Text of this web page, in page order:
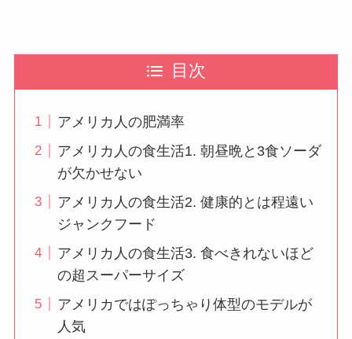
目次
アメリカ人の肥満率
アメリカ人の食生活1. 朝昼晩と3食ソーダ
が欠かせない
アメリカ人の食生活2. 健康的とは程遠い
ジャンクフード
アメリカ人の食生活3. 食べきれないほど
の超スーパーサイズ
アメリカではぽっちゃり体型のモデルが
人気